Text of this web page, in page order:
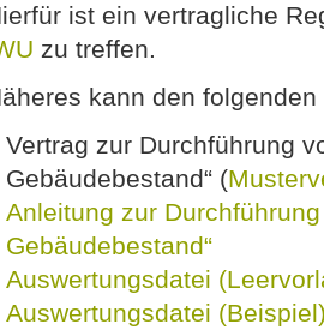
ist ein vertragliche
zu treffen.
kann den
Vertrag zur Durchführung
Gebäudebestand“ (
Anleitung zur
Gebäudebestand“
Auswertungsdatei
Auswertungsdatei